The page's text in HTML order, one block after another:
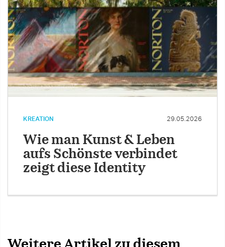
KREATION 29.05.2026
Wie man Kunst & Leben
aufs Schönste verbindet
zeigt diese Identity